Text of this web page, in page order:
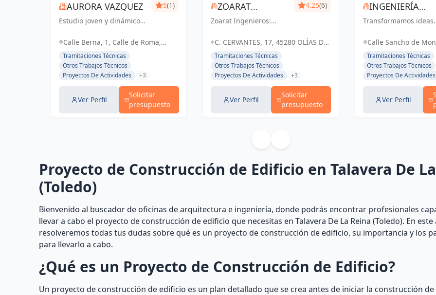
AURORA VAZQUEZ
Estudio joven y dinámico
fusionando creatividad y
vida a proyectos únicos.
5(1)
Calle Berna, 1, Calle de Roma,
Toledo, España, España
Tramitaciones Técnicas
Otros Trabajos Técnicos
Proyectos De Actividades
+3
Ver Perfil
Solicitar
presupuesto
ZOARAT
INGENIEROS
Zoarat Ingenieros:
en realidad,
sólido y sostenible en
Olías del Rey y Toledo.
4.25(6)
C. CERVANTES, 17, 45280 OLÍAS DEL
REY, TOLEDO, ESPAÑA, España
Tramitaciones Técnicas
Otros Trabajos Técnicos
Proyectos De Actividades
+3
Ver Perfil
Solicitar
presupuesto
INGENIERÍA
TOLEDO
Transformamos ideas
Toledo: Soluciones
futuro sostenible.
Calle Sancho de
Toledo, España,
Tramitaciones Técnicas
Otros Trabajos Técnicos
Proyectos De Actividades
Ver Perfil
Proyecto de Construcción de Edificio en Talavera De
(Toledo)
Bienvenido al buscador de oficinas de arquitectura e ingeniería, donde podrás encontrar profesionales
llevar a cabo el proyecto de construcción de edificio que necesitas en Talavera De La Reina (Toledo). En
resolveremos todas tus dudas sobre qué es un proyecto de construcción de edificio, su importancia y los
para llevarlo a cabo.
¿Qué es un Proyecto de Construcción de Edificio?
Un proyecto de construcción de edificio es un plan detallado que se crea antes de iniciar la construcción